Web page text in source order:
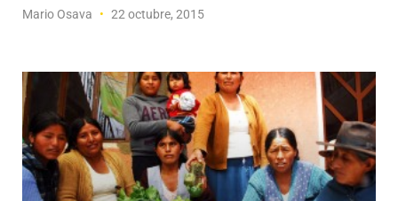
Mario Osava 22 octubre, 2015